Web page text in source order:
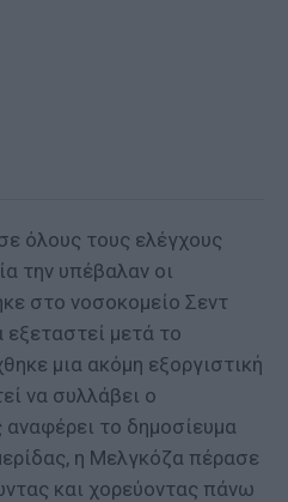
όλους τους ελέγχους
την υπέβαλαν οι
στο νοσοκομείο Σεντ
εξεταστεί μετά το
μια ακόμη εξοργιστική
να συλλάβει ο
το δημοσίευμα
η Μελγκόζα πέρασε
και χορεύοντας πάνω